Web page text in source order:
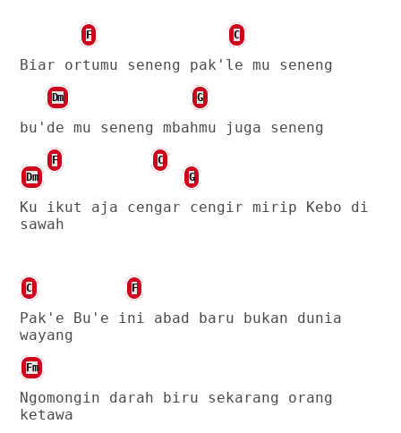
F C
Biar ortumu seneng pak'le mu seneng
Dm G
bu'de mu seneng mbahmu juga seneng
F
C
Dm
G
Ku ikut aja cengar cengir mirip Kebo di
sawah
C F
Pak'e Bu'e ini abad baru bukan dunia
wayang
Fm
Ngomongin darah biru sekarang orang
ketawa